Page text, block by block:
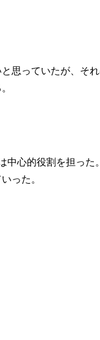
思っていたが、そ
中心的役割を担っ
った。